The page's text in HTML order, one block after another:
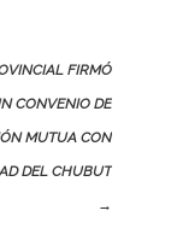
FIRMÓ
CONVENIO DE
MUTUA CON
DEL CHUBUT
→